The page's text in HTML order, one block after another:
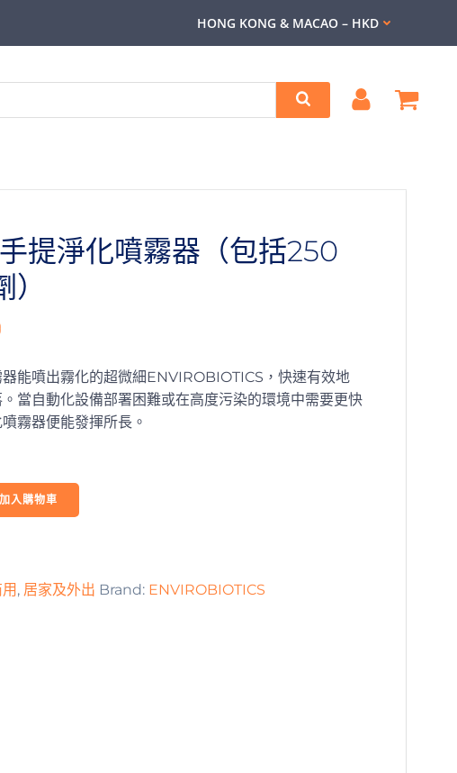
HONG KONG & MACAO – HKD
提淨化噴霧器（包括250
能噴出霧化的超微細ENVIROBIOTICS，快速有效地
當自動化設備部署困難或在高度污染的環境中需要更快
霧器便能發揮所長。
加入購物車
, 居家及外出 Brand: ENVIROBIOTICS